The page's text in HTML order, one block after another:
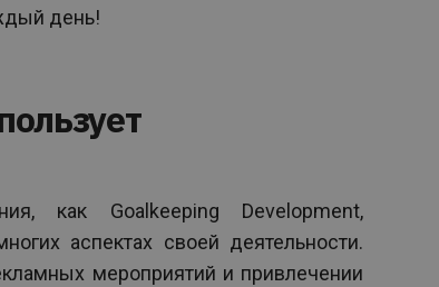
день!
как Goalkeeping Development,
аспектах своей деятельности.
мероприятий и привлечении